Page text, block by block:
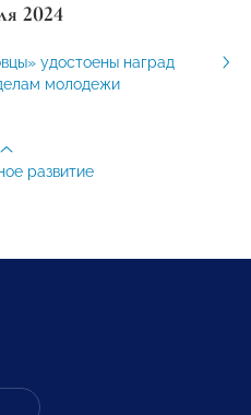
2024
удостоены наград
молодежи
развитие